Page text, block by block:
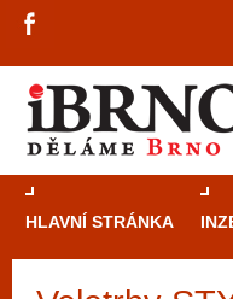
HLAVNÍ STRÁNKA